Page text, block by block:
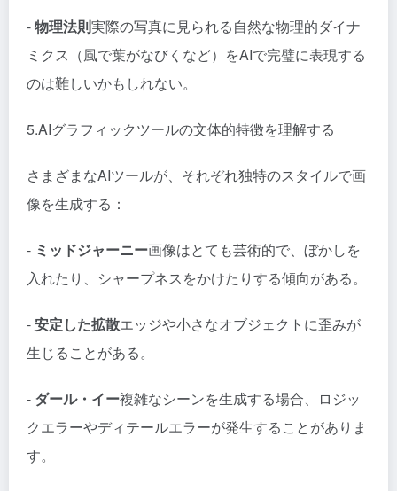
-物理法則実際の写真に見られる自然な物理的ダイナ
ミクス（風で葉がなびくなど）をAIで完璧に表現する
のは難しいかもしれない。
5.AIグラフィックツールの文体的特徴を理解する
さまざまなAIツールが、それぞれ独特のスタイルで画
像を生成する：
- ミッドジャーニー画像はとても芸術的で、ぼかしを
入れたり、シャープネスをかけたりする傾向がある。
-安定した拡散エッジや小さなオブジェクトに歪みが
生じることがある。
- ダール・イー複雑なシーンを生成する場合、ロジッ
クエラーやディテールエラーが発生することがありま
す。